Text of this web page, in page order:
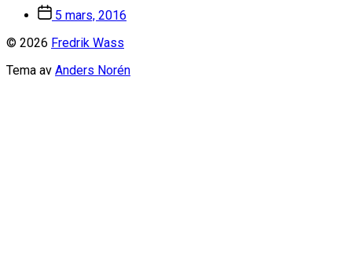
Inläggsdatum
5 mars, 2016
© 2026 Fredrik Wass
Tema av Anders Norén